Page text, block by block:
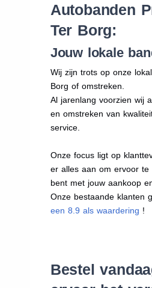
Autobanden
Ter Borg:
Jouw lokale
Wij zijn trots op onze
Borg of omstreken.
Al jarenlang voorzien wij
en omstreken van
service.
Onze focus ligt op
er alles aan om ervoor te
bent met jouw aankoop
Onze bestaande klanten
een 8.9 als waardering !
Bestel